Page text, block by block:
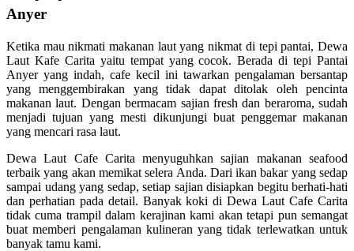
Anyer
Ketika mau nikmati makanan laut yang nikmat di tepi pantai, Dewa
Laut Kafe Carita yaitu tempat yang cocok. Berada di tepi Pantai
Anyer yang indah, cafe kecil ini tawarkan pengalaman bersantap
yang menggembirakan yang tidak dapat ditolak oleh pencinta
makanan laut. Dengan bermacam sajian fresh dan beraroma, sudah
menjadi tujuan yang mesti dikunjungi buat penggemar makanan
yang mencari rasa laut.
Dewa Laut Cafe Carita menyuguhkan sajian makanan seafood
terbaik yang akan memikat selera Anda. Dari ikan bakar yang sedap
sampai udang yang sedap, setiap sajian disiapkan begitu berhati-hati
dan perhatian pada detail. Banyak koki di Dewa Laut Cafe Carita
tidak cuma trampil dalam kerajinan kami akan tetapi pun semangat
buat memberi pengalaman kulineran yang tidak terlewatkan untuk
banyak tamu kami.